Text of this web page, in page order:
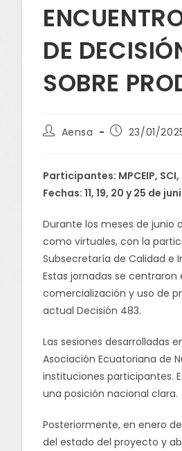
DE
SOBRE
Aensa 23/01/
Participantes: MPCEIP, SCI,
Fechas: 11, 19, 20 y 25 de
Durante los meses de junio
como virtuales, con la
Subsecretaría de Calidad e
Estas jornadas se
comercialización y uso de
actual Decisión 483.
Las sesiones desarrolladas
Asociación Ecuatoriana de
instituciones participantes.
una posición nacional clara.
Posteriormente, en enero
del estado del proyecto y